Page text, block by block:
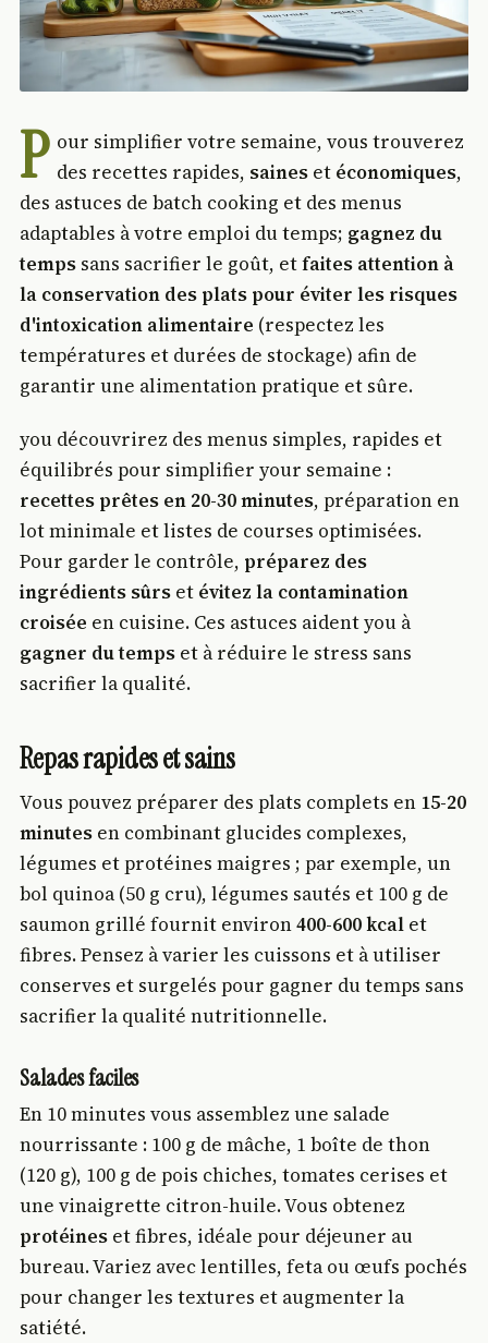
P our simplifier votre semaine, vous trouverez
des recettes rapides, saines et économiques,
des astuces de batch cooking et des menus
adaptables à votre emploi du temps; gagnez du
temps sans sacrifier le goût, etfaites attention à
la conservation des plats pour éviter les risques
d'intoxication alimentaire (respectez les
températures et durées de stockage) afin de
garantir une alimentation pratique et sûre.
you découvrirez des menus simples, rapides et
équilibrés pour simplifier your semaine :
recettes prêtes en 20-30 minutes, préparation en
lot minimale et listes de courses optimisées.
Pour garder le contrôle, préparez des
ingrédients sûrs et évitez la contamination
croisée en cuisine. Ces astuces aident you à
gagner du temps et à réduire le stress sans
sacrifier la qualité.
Repas rapides et sains
Vous pouvez préparer des plats complets en 15-20
minutes en combinant glucides complexes,
légumes et protéines maigres ; par exemple, un
bol quinoa (50 g cru), légumes sautés et 100 g de
saumon grillé fournit environ400-600 kcal et
fibres. Pensez à varier les cuissons et à utiliser
conserves et surgelés pour gagner du temps sans
sacrifier la qualité nutritionnelle.
Salades faciles
En 10 minutes vous assemblez une salade
nourrissante : 100 g de mâche, 1 boîte de thon
(120 g), 100 g de pois chiches, tomates cerises et
une vinaigrette citron-huile. Vous obtenez
protéines et fibres, idéale pour déjeuner au
bureau. Variez avec lentilles, feta ou œufs pochés
pour changer les textures et augmenter la
satiété.